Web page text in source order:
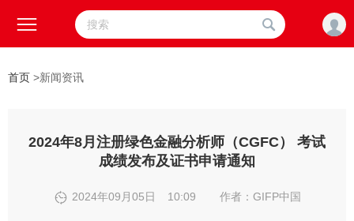

 
首页 >新闻资讯
2024年8月注册绿色金融分析师（CGFC） 考试
成绩发布及证书申请通知
 2024年09月05日 10:09 作者：GIFP中国